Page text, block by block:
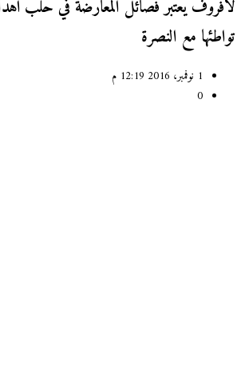
لافروف يعتبر فصائل المعارضة في حلب
تواطئها مع النصرة